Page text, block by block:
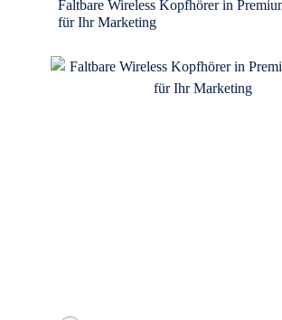
Faltbare Wireless Kopfhörer in
für Ihr Marketing